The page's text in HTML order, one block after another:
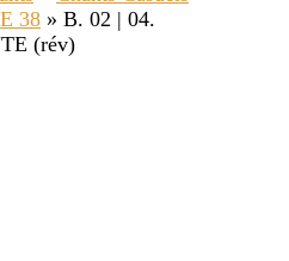
38 » B. 02 | 04.
(rév)